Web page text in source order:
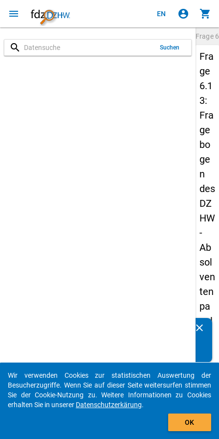
menu EN account_circle shopping_cart
search Suchen
Frage
Fra
ge
6.1
3:
Fra
ge
bo
ge
n
des
DZ
HW
-
Ab
sol
ven
ten
pa
nel
93
-
ers
clear
auto_stories
add_shopping_cart
Wir verwenden Cookies zur statistischen Auswertung der
Besucherzugriffe. Wenn Sie auf dieser Seite weitersurfen stimmen
Sie der Cookie-Nutzung zu. Weitere Informationen zu Cookies
erhalten Sie in unserer Datenschutzerkärung.
OK